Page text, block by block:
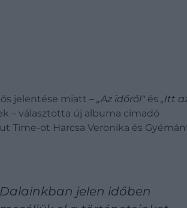
jelentése miatt – „Az időről" és „Itt
– választotta új albuma címadó
Time-ot Harcsa Veronika és
Dalainkban jelen időben